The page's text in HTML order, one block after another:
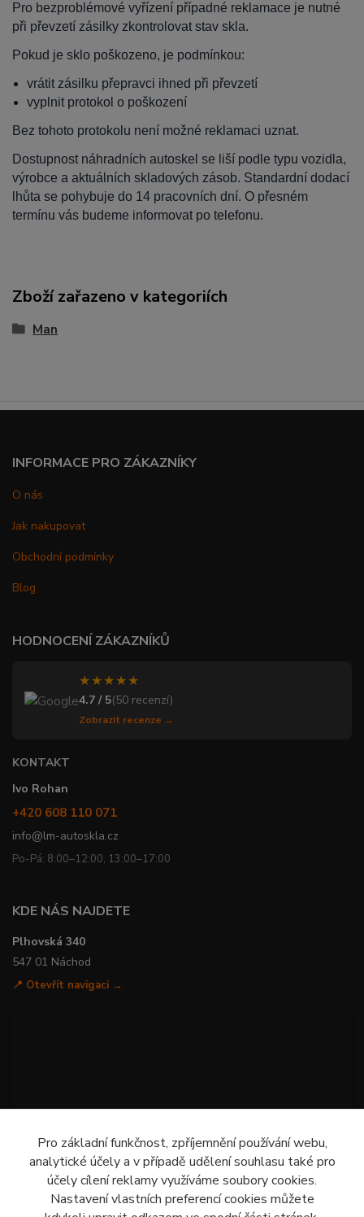
Pro bezproblémové vyřízení případné reklamace je nutné
při převzetí zásilky zkontrolovat stav skla.
Pokud je sklo poškozeno, je podmínkou:
vrátit zásilku přepravci ihned při převzetí
vyplnit protokol o poškození
Bez tohoto protokolu není možné reklamaci uznat.
Dostupnost náhradních autoskel se liší podle typu vozidla,
výrobce a aktuálních skladových zásob. Standardní dodací
lhůta se pohybuje do 14 pracovních dní. O přesném
termínu vás budeme informovat po telefonu.
Zboží zařazeno v kategoriích
Man
INFORMACE PRO ZÁKAZNÍKY
O nás
Jak nakupovat
Obchodní podmínky
Blog
HODNOCENÍ ZÁKAZNÍKŮ
★★★★★
4.7 / 5(50 recenzí)
Zobrazit recenze →
KONTAKT
Ivo Rohan
+420 608 110 071
info@lm-autoskla.cz
Po-Pá: 8:00–12:00, 13:00–17:00
KDE NÁS NAJDETE
Plhovská 340
547 01 Náchod
📍 Otevřít navigaci →
Pro základní funkčnost, zpříjemnění používání webu,
analytické účely a v případě udělení souhlasu také pro
účely cílení reklamy využíváme soubory cookies.
Nastavení vlastních preferencí cookies můžete